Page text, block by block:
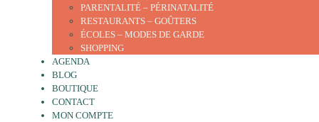
PARENTALITÉ – PÉRINATALITÉ
RESTAURANTS – GOÛTERS
ÉCOLES – MODES DE GARDE
SHOPPING
AGENDA
BLOG
BOUTIQUE
CONTACT
MON COMPTE